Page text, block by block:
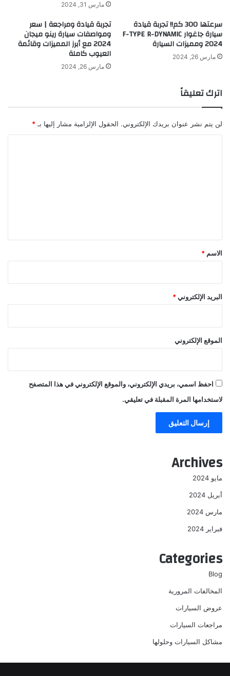
مارس 31, 2024
سرعتها 300 كم!! تجربة قيادة
سيارة جاغوار F-TYPE R-DYNAMIC
2024 ومميزات السيارة
مارس 26, 2024
تجربة قيادة ومراجعة | سعر
ومواصفات سيارة رينو ميجان
2024 مع أبرز المميزات وقائمة
العيوب كاملة
مارس 26, 2024
اترك تعليقاً
لن يتم نشر عنوان بريدك الإلكتروني. الحقول الإلزامية مشار إليها بـ *
*
الاسم *
البريد الإلكتروني *
الموقع الإلكتروني
احفظ اسمي، بريدي الإلكتروني، والموقع الإلكتروني في هذا المتصفح
لاستخدامها المرة المقبلة في تعليقي.
Archives
مايو 2024
أبريل 2024
مارس 2024
فبراير 2024
Categories
Blog
المخالفات المرورية
عروض السيارات
مراجعات السيارات
مشاكل السيارات وحلولها